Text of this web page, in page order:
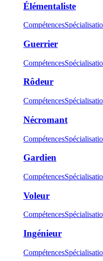
Élémentaliste
Compétences
Guerrier
Compétences
Rôdeur
Compétences
Nécromant
Compétences
Gardien
Compétences
Voleur
Compétences
Ingénieur
Compétences